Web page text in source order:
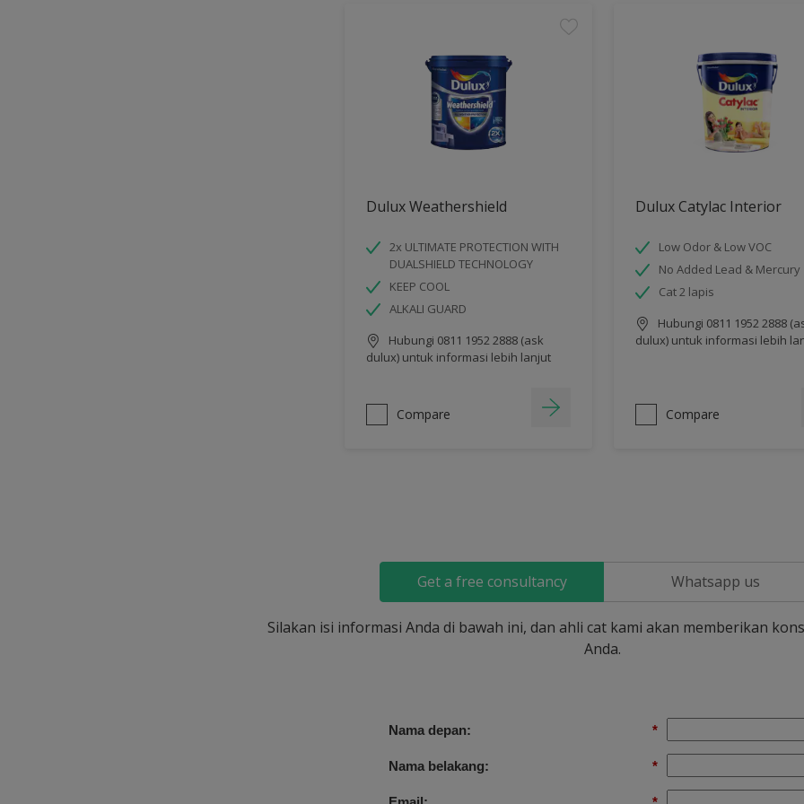
Dulux Weathershield
2x ULTIMATE PROTECTION WITH
DUALSHIELD TECHNOLOGY
KEEP COOL
ALKALI GUARD
Hubungi 0811 1952 2888 (ask
dulux) untuk informasi lebih lanjut
Compare
Dulux Catylac Interior
Low Odor & Low VOC
No Added Lead & Mercury
Cat 2 lapis
Hubungi 0811 1952 2888
dulux) untuk informasi lebih
Compare
Get a free consultancy Whatsapp us
Silakan isi informasi Anda di bawah ini, dan ahli cat kami akan memberikan
Anda.